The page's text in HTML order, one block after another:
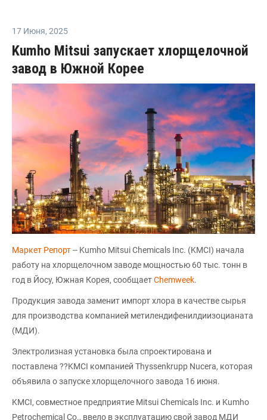
17 Июня, 2025
Kumho Mitsui запускает хлорщелочной
завод в Южной Корее
Маркет Репорт-- Kumho Mitsui Chemicals Inc. (KMCI) начала
работу на хлорщелочном заводе мощностью 60 тыс. тонн в
год в Йосу, Южная Корея, сообщаетChemweek.
Продукция завода заменит импорт хлора в качестве сырья
для производства компанией метилендифенилдиизоцианата
(МДИ).
Электролизная установка была спроектирована и
поставлена ??KMCI компанией Thyssenkrupp Nucera, которая
объявила о запуске хлорщелочного завода 16 июня.
KMCI, совместное предприятие Mitsui Chemicals Inc. и Kumho
Petrochemical Co., ввело в эксплуатацию свой завод МДИ